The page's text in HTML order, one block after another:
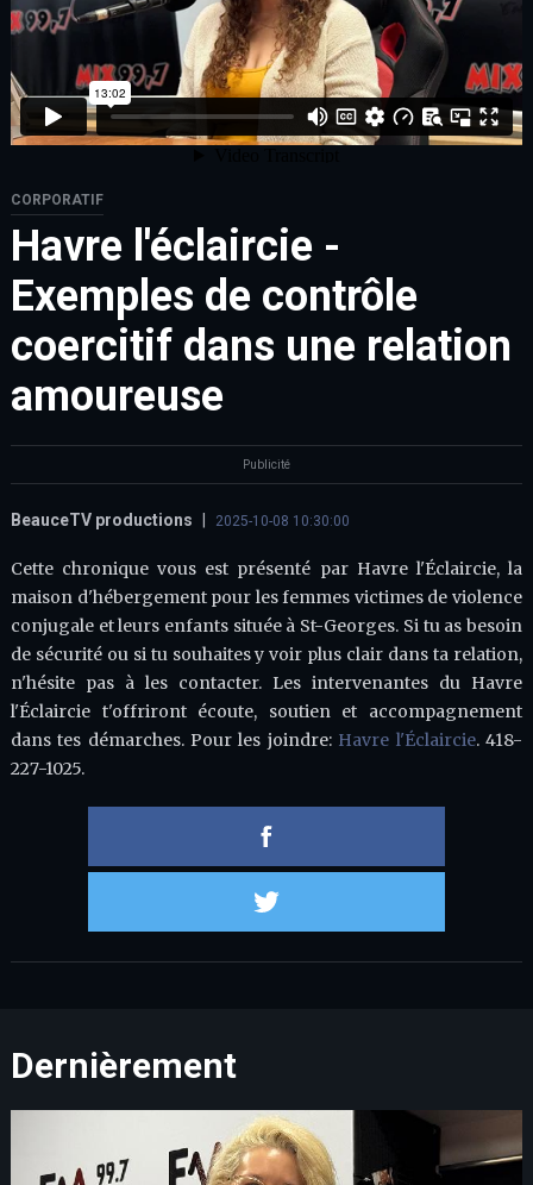
CORPORATIF
Havre l'éclaircie -
Exemples de contrôle
coercitif dans une relation
amoureuse
Publicité
BeauceTV productions 2025-10-08 10:30:00
Cette chronique vous est présenté par Havre l'Éclaircie, la
maison d'hébergement pour les femmes victimes de violence
conjugale et leurs enfants située à St-Georges. Si tu as besoin
de sécurité ou si tu souhaites y voir plus clair dans ta relation,
n'hésite pas à les contacter. Les intervenantes du Havre
l'Éclaircie t'offriront écoute, soutien et accompagnement
dans tes démarches. Pour les joindre: Havre l'Éclaircie. 418-
227-1025.
Dernièrement